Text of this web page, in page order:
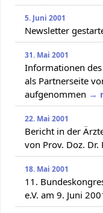
5. Juni 2001
Newsletter
31. Mai 2001
Informationen des
als Partnerseite
aufgenommen →
22. Mai 2001
Bericht in der
von Prov. Doz. Dr.
18. Mai 2001
11.
e.V. am 9. Juni